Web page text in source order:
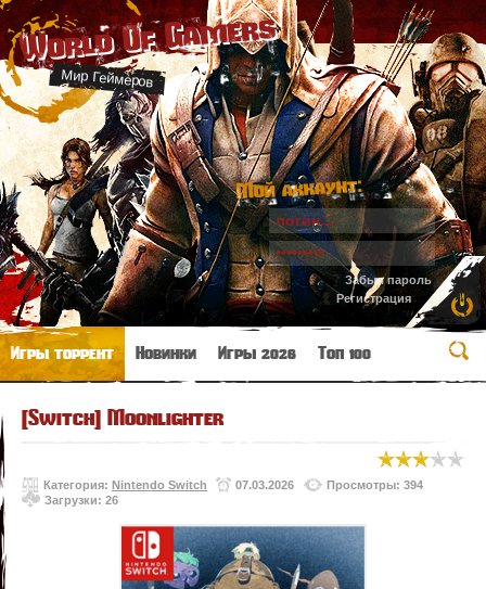
World Of Gamers
Мир Геймеров
Мой аккаунт:
Забыл пароль
Регистрация
Игры торрент Новинки Игры 2026 Топ 100
[Switch] Moonlighter
Категория: Nintendo Switch 07.03.2026
Просмотры: 394
Загрузки: 26